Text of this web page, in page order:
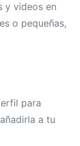
y videos en
o pequeñas,
para
a tu